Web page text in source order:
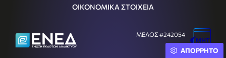
ΟΙΚΟΝΟΜΙΚΑ ΣΤΟΙΧΕΙΑ
ΜΕΛΟΣ #242054
Μ.Η.Τ.ΑΠΟΡΡΗΤΟ